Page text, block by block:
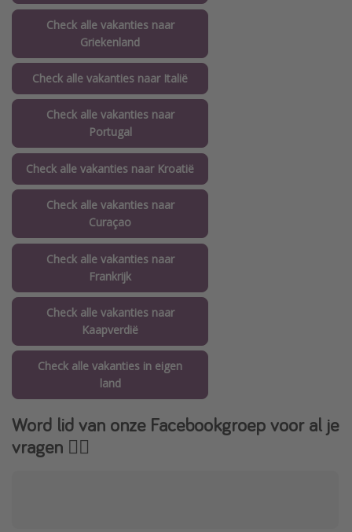
Check alle vakanties naar
Griekenland
Check alle vakanties naar Italië
Check alle vakanties naar
Portugal
Check alle vakanties naar Kroatië
Check alle vakanties naar
Curaçao
Check alle vakanties naar
Frankrijk
Check alle vakanties naar
Kaapverdië
Check alle vakanties in eigen
land
Word lid van onze Facebookgroep voor al je
vragen 👇🏻